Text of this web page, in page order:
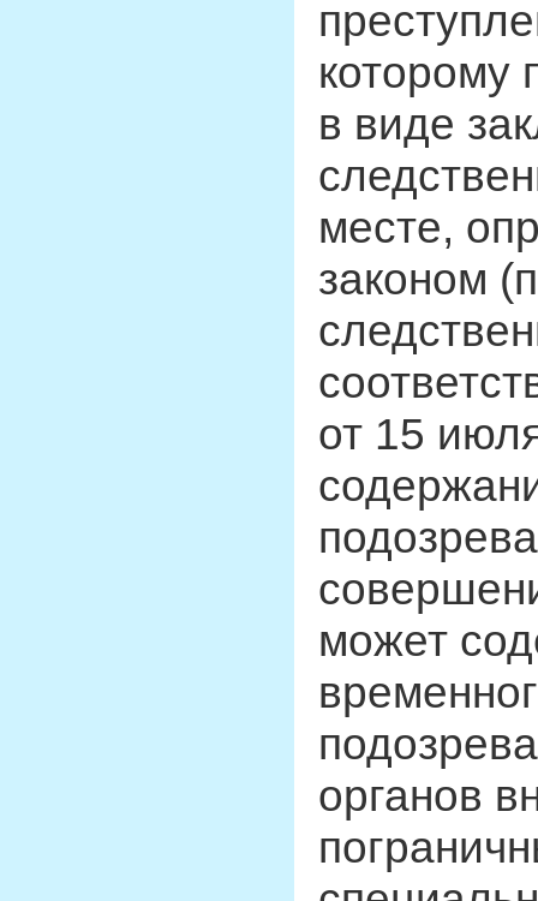
которому
в виде
месте,
законом
от 15
может
органов